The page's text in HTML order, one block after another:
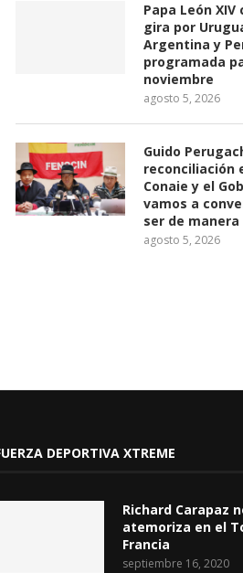
Papa León XIV
gira por
Argentina y
programada
noviembre
agosto 5, 2026
Guido
reconciliación
Conaie y el
vamos a
ser de
agosto 5, 2026
DEPORTIVA XTREME
Richard Carapaz
atemoriza en el
Francia
septiembre 16, 2020